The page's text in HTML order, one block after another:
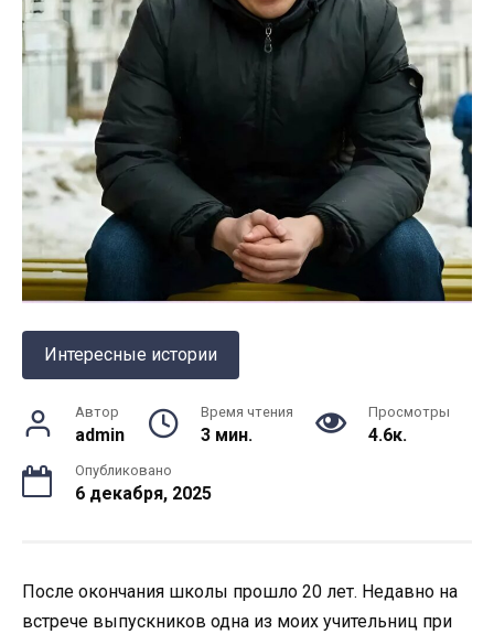
Интересные истории
Автор
admin
Время чтения
3 мин.
Просмотры
4.6к.
Опубликовано
6 декабря, 2025
После окончания школы прошло 20 лет. Недавно на
встрече выпускников одна из моих учительниц при